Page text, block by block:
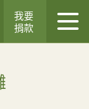
我要
捐款